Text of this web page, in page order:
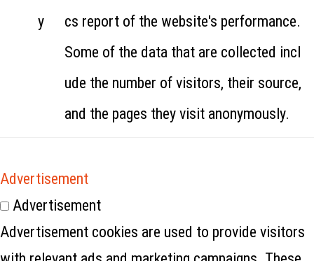
y
cs report of the website's performance.
Some of the data that are collected incl
ude the number of visitors, their source,
and the pages they visit anonymously.
Advertisement
Advertisement
Advertisement cookies are used to provide visitors